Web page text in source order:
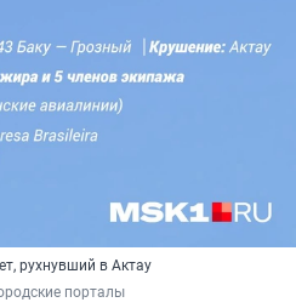
рухнувший в Актау
порталы